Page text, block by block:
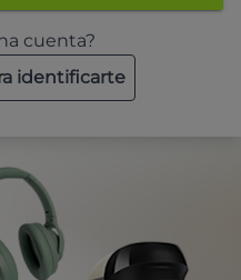
cuenta?
identificarte